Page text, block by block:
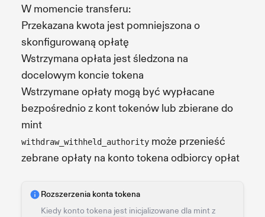
W momencie transferu:
Przekazana kwota jest pomniejszona o
skonfigurowaną opłatę
Wstrzymana opłata jest śledzona na
docelowym koncie tokena
Wstrzymane opłaty mogą być wypłacane
bezpośrednio z kont tokenów lub zbierane do
mint
withdraw_withheld_authority może przenieść
zebrane opłaty na konto tokena odbiorcy opłat
Rozszerzenia konta tokena
Kiedy konto tokena jest inicjalizowane dla mint z